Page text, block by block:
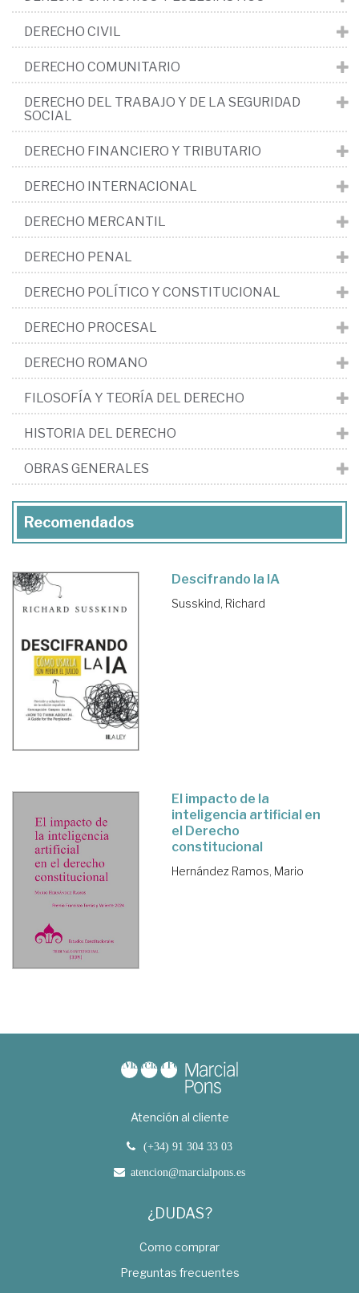
DERECHO CIVIL
DERECHO COMUNITARIO
DERECHO DEL TRABAJO Y DE LA SEGURIDAD
SOCIAL
DERECHO FINANCIERO Y TRIBUTARIO
DERECHO INTERNACIONAL
DERECHO MERCANTIL
DERECHO PENAL
DERECHO POLÍTICO Y CONSTITUCIONAL
DERECHO PROCESAL
DERECHO ROMANO
FILOSOFÍA Y TEORÍA DEL DERECHO
HISTORIA DEL DERECHO
OBRAS GENERALES
Recomendados
Descifrando la IA
Susskind, Richard
El impacto de la
inteligencia artificial en
el Derecho
constitucional
Hernández Ramos, Mario
Atención al cliente
(+34) 91 304 33 03
atencion@marcialpons.es
¿DUDAS?
Como comprar
Preguntas frecuentes